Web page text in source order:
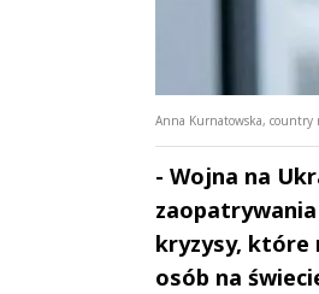
Anna Kurnatowska, country
- Wojna na
kryzysy, które
osób na